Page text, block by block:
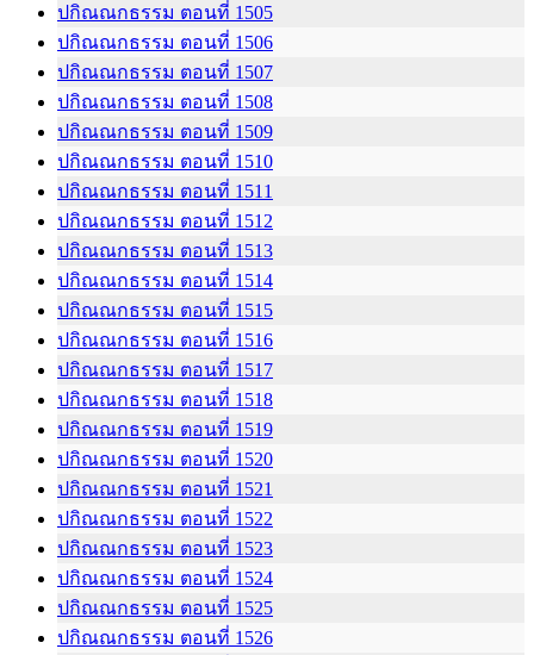
ปกิณณกธรรม ตอนที่ 1505
ปกิณณกธรรม ตอนที่ 1506
ปกิณณกธรรม ตอนที่ 1507
ปกิณณกธรรม ตอนที่ 1508
ปกิณณกธรรม ตอนที่ 1509
ปกิณณกธรรม ตอนที่ 1510
ปกิณณกธรรม ตอนที่ 1511
ปกิณณกธรรม ตอนที่ 1512
ปกิณณกธรรม ตอนที่ 1513
ปกิณณกธรรม ตอนที่ 1514
ปกิณณกธรรม ตอนที่ 1515
ปกิณณกธรรม ตอนที่ 1516
ปกิณณกธรรม ตอนที่ 1517
ปกิณณกธรรม ตอนที่ 1518
ปกิณณกธรรม ตอนที่ 1519
ปกิณณกธรรม ตอนที่ 1520
ปกิณณกธรรม ตอนที่ 1521
ปกิณณกธรรม ตอนที่ 1522
ปกิณณกธรรม ตอนที่ 1523
ปกิณณกธรรม ตอนที่ 1524
ปกิณณกธรรม ตอนที่ 1525
ปกิณณกธรรม ตอนที่ 1526